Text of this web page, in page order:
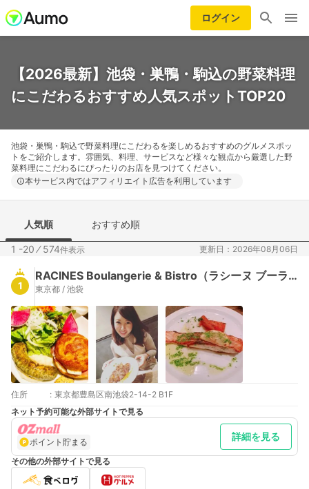
ログイン
【2026最新】池袋・巣鴨・駒込の野菜料理
にこだわるおすすめ人気スポットTOP20
池袋・巣鴨・駒込で野菜料理にこだわるを楽しめるおすすめのグルメスポッ
トをご紹介します。雰囲気、料理、サービスなど様々な観点から厳選した野
菜料理にこだわるにぴったりのお店を見つけてください。
本サービス内ではアフィリエイト広告を利用しています
人気順 おすすめ順
1 -20 ⁄574件表示 更新日：2026年08月06日
1
RACINES Boulangerie & Bistro（ラシーヌ ブーランジェリー アンド ビストロ）
東京都 / 池袋
住所 : 東京都豊島区南池袋2-14-2 B1F
ネット予約可能な外部サイトで見る
ポイント貯まる 詳細を見る
その他の外部サイトで見る